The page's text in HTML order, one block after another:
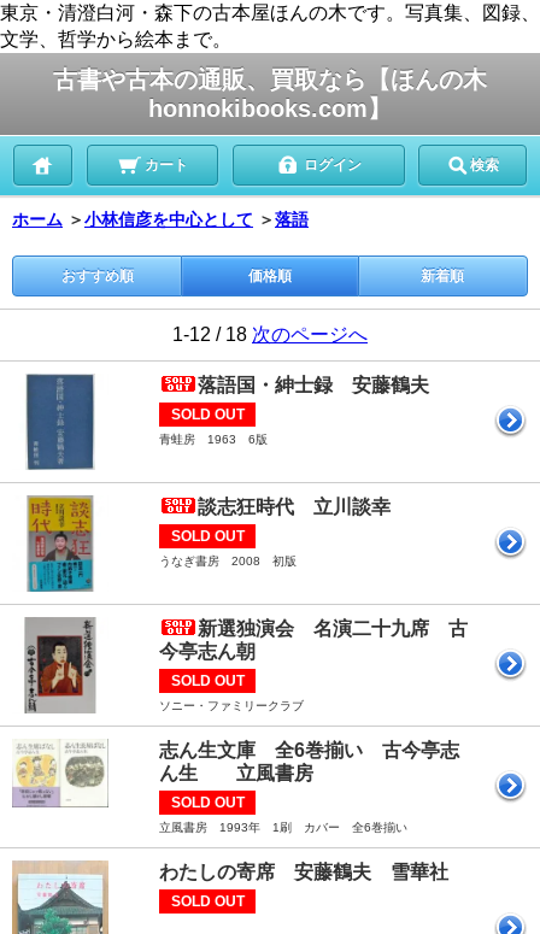
東京・清澄白河・森下の古本屋ほんの木です。写真集、図録、
文学、哲学から絵本まで。
古書や古本の通販、買取なら【ほんの木
honnokibooks.com】
カート ログイン 検索
ホーム ＞小林信彦を中心として ＞落語
おすすめ順 価格順 新着順
1-12 / 18 次のページへ
落語国・紳士録 安藤鶴夫
SOLD OUT
青蛙房 1963 6版
談志狂時代 立川談幸
SOLD OUT
うなぎ書房 2008 初版
新選独演会 名演二十九席 古
今亭志ん朝
SOLD OUT
ソニー・ファミリークラブ
志ん生文庫 全6巻揃い 古今亭志
ん生 立風書房
SOLD OUT
立風書房 1993年 1刷 カバー 全6巻揃い
わたしの寄席 安藤鶴夫 雪華社
SOLD OUT